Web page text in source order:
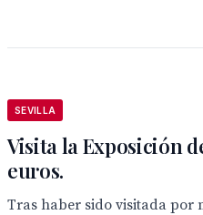
SEVILLA
Visita la Exposición
euros.
Tras haber sido visitada por